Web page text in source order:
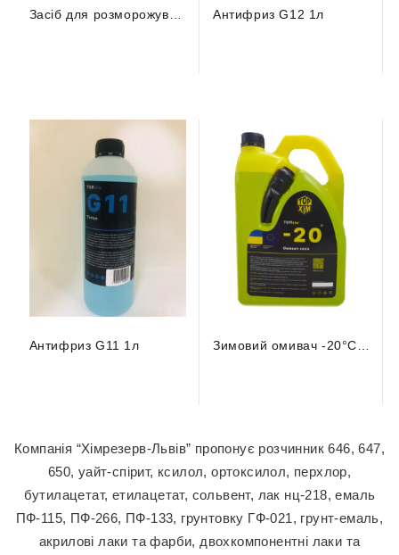
Антифриз G12 1л
Антифриз G11 1л
Компанія “Хімрезерв-Львів” пропонує розчинник 646, 647,
650, уайт-спірит, ксилол, ортоксилол, перхлор,
бутилацетат, етилацетат, сольвент, лак нц-218, емаль
ПФ-115, ПФ-266, ПФ-133, грунтовку ГФ-021, грунт-емаль,
акрилові лаки та фарби, двохкомпонентні лаки та